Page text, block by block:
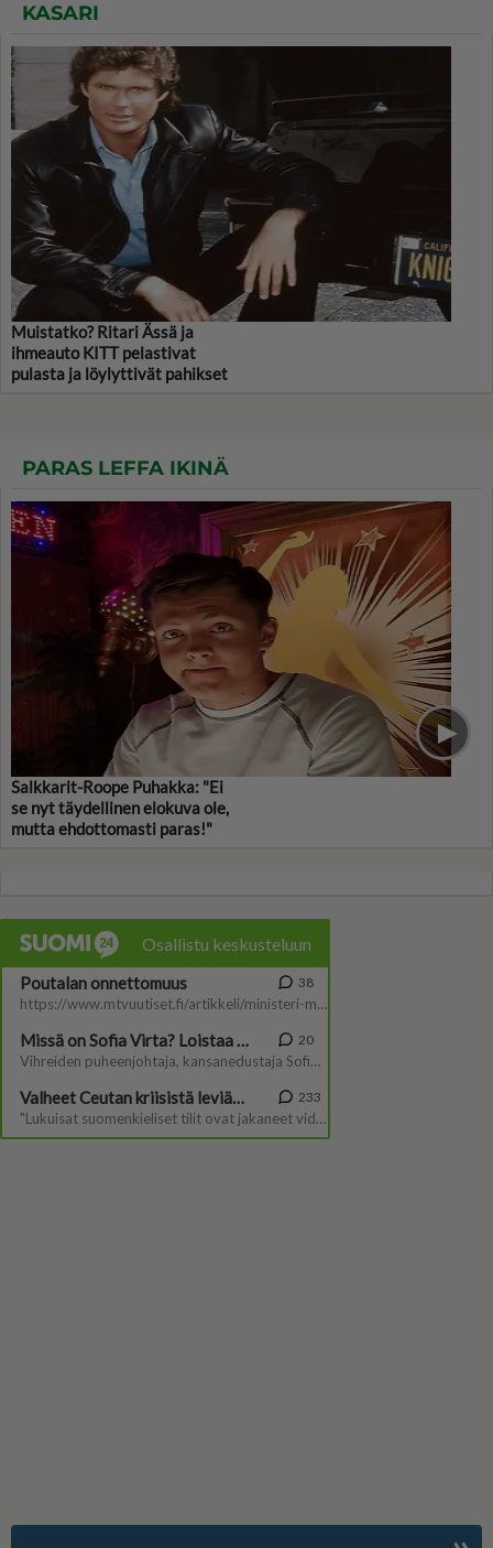
KASARI
Muistatko? Ritari Ässä ja
ihmeauto KITT pelastivat
pulasta ja löylyttivät pahikset
PARAS LEFFA IKINÄ
Salkkarit-Roope Puhakka: "Ei
se nyt täydellinen elokuva ole,
mutta ehdottomasti paras!"